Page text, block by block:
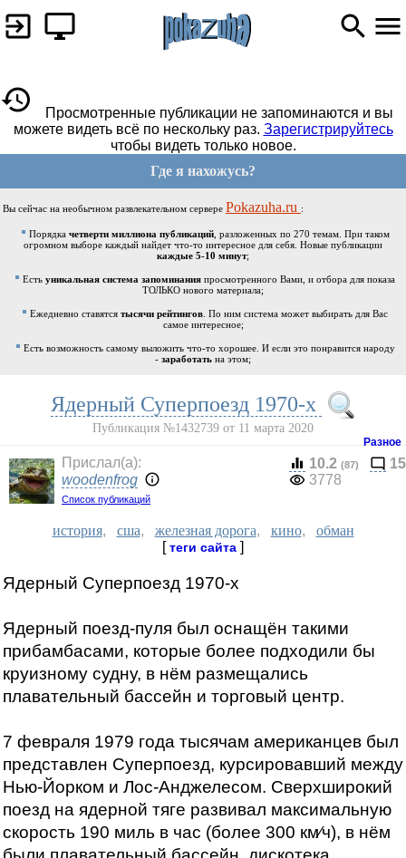
Просмотренные публикации не запоминаются и вы
можете видеть всё по нескольку раз. Зарегистрируйтесь
чтобы видеть только новое.
Где я нахожусь?
Вы сейчас на необычном развлекательном сервере Pokazuha.ru :
Порядка четверти миллиона публикаций, разложенных по 270 темам. При таком
огромном выборе каждый найдет что-то интересное для себя. Новые публикации
каждые 5-10 минут;
Есть уникальная система запоминания просмотренного Вами, и отбора для показа
ТОЛЬКО нового материала;
Ежедневно ставятся тысячи рейтингов . По ним система может выбирать для Вас
самое интересное;
Есть возможность самому выложить что-то хорошее. И если это понравится народу
- заработать на этом;
Ядерный Суперпоезд 1970-х
Публикация №1432739 от 11 марта 2020
Разное
Прислал(a):
woodenfrog
Список публикаций
10.2 (87)
15
3778
история, сша, железная дорога, кино, обман
[теги сайта ]
Ядерный Суперпоезд 1970-х
Ядерный поезд-пуля был оснащён такими
прибамбасами, которые более подходили бы
круизному судну, в нём размещались
плавательный бассейн и торговый центр.
7 февраля 1979 года тысячам американцев был
представлен Суперпоезд, курсировавший между
Нью-Йорком и Лос-Анджелесом. Сверхширокий
поезд на ядерной тяге развивал максимальную
скорость 190 миль в час (более 300 км⁄ч), в нём